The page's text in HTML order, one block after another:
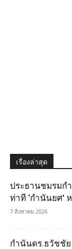
เรื่องล่าสุด
ประธานชมรมก
ท่าที ‘กำนันยศ’
7 สิงหาคม 2026
กำนันดร.ธวัชชั